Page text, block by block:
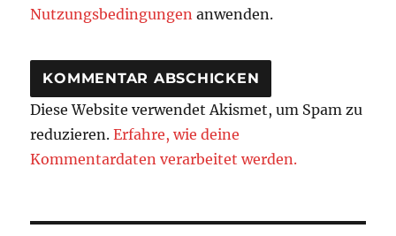
Nutzungsbedingungen anwenden.
Diese Website verwendet Akismet, um Spam zu
reduzieren.Erfahre, wie deine
Kommentardaten verarbeitet werden.